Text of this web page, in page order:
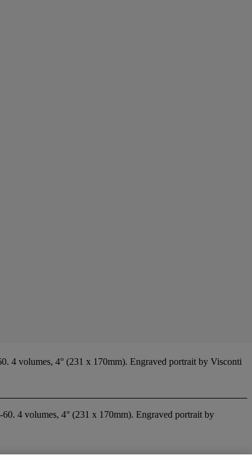
4 volumes, 4° (231 x 170mm). Engraved portrait by Visconti
60. 4 volumes, 4° (231 x 170mm). Engraved portrait by